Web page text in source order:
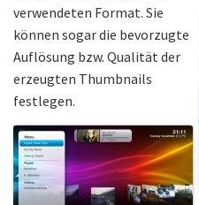
verwendeten Format. Sie
können sogar die bevorzugte
Auflösung bzw. Qualität der
erzeugten Thumbnails
festlegen.